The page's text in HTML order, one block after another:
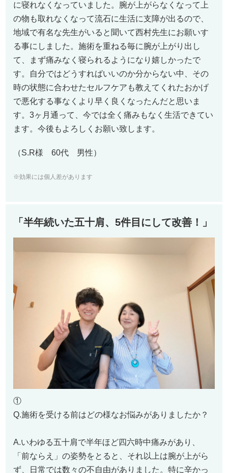
に寝れなくなっていました。腕が上がらなくなって上
の物も取れなくなって流石に生活に支障が出るので、
地域で有名な先生がいると聞いて西村先生にお願いす
る事にしました。施術を重ねる毎に腕が上がり出し
て、まず痛みなく寝られるようになり嬉しかったで
す。自分ではどうすればいいのか分からない中、その
時の状態に合わせたセルフケアも教えてくれたおかげ
で悪化する事なくより早く良くなったんだと思いま
す。3ヶ月通って、今では全く痛みもなく生活できてい
ます。今後もよろしくお願い致します。
（S.R様 60代 男性）
※効果には個人差があります
「半年続いた五十肩、5件目にして改善！」
①
Q.施術を受ける前はどの様なお悩みがありましたか？
A.いわゆる五十肩で半年ほど四六時中痛みがあり、
「前ならえ」の姿勢をとると、それ以上は腕が上がら
ず、日常では数々の不自由がありました。特に辛かっ